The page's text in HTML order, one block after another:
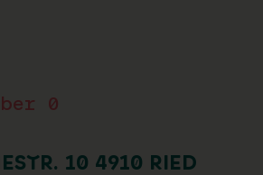
0
10 4910 RIED